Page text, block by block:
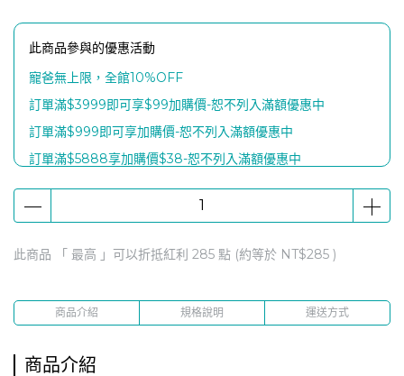
此商品參與的優惠活動
寵爸無上限，全館10%OFF
訂單滿$3999即可享$99加購價-恕不列入滿額優惠中
訂單滿$999即可享加購價-恕不列入滿額優惠中
訂單滿$5888享加購價$38-恕不列入滿額優惠中
滿$8888贈【富士電通石墨稀熱感喚眼按摩儀 x 1個】
滿額$1999贈康普茶2瓶(口味隨機)
此商品 「 最高 」可以折抵紅利 285 點 (約等於 NT$285 )
商品介紹 規格說明 運送方式
商品介紹